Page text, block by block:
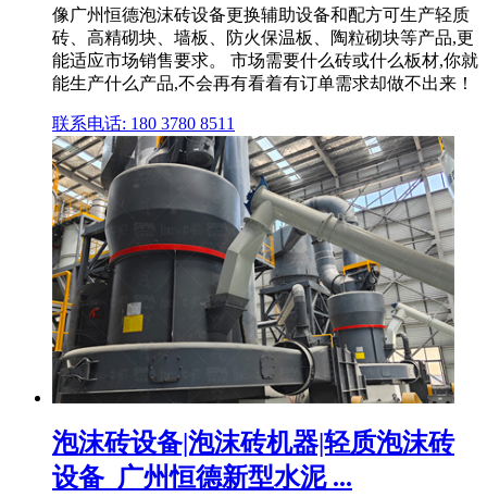
像广州恒德泡沫砖设备更换辅助设备和配方可生产轻质
砖、高精砌块、墙板、防火保温板、陶粒砌块等产品,更
能适应市场销售要求。 市场需要什么砖或什么板材,你就
能生产什么产品,不会再有看着有订单需求却做不出来！
联系电话: 180 3780 8511
泡沫砖设备|泡沫砖机器|轻质泡沫砖
设备_广州恒德新型水泥 ...